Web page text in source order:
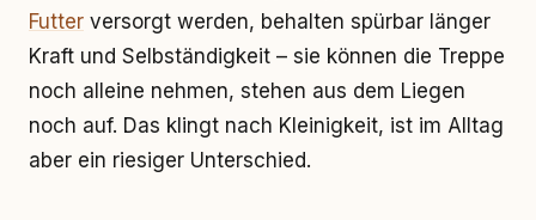
Futter versorgt werden, behalten spürbar länger
Kraft und Selbständigkeit – sie können die Treppe
noch alleine nehmen, stehen aus dem Liegen
noch auf. Das klingt nach Kleinigkeit, ist im Alltag
aber ein riesiger Unterschied.